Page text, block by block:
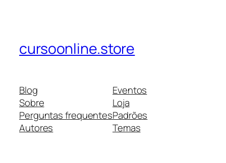
cursoonline.store
Blog
Sobre
Perguntas frequentes
Autores
Eventos
Loja
Padrões
Temas